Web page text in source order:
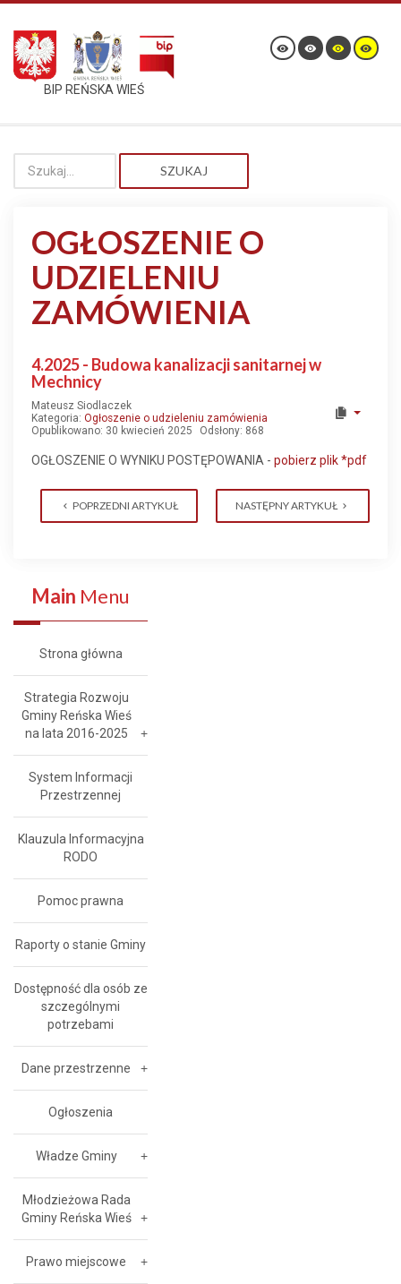
BIP REŃSKA WIEŚ
SZUKAJ
OGŁOSZENIE O
UDZIELENIU
ZAMÓWIENIA
4.2025 - Budowa kanalizacji sanitarnej w
Mechnicy
Mateusz Siodlaczek
Kategoria: Ogłoszenie o udzieleniu zamówienia
Opublikowano: 30 kwiecień 2025
Odsłony: 868
OGŁOSZENIE O WYNIKU POSTĘPOWANIA - pobierz plik *pdf
POPRZEDNI ARTYKUŁ NASTĘPNY ARTYKUŁ
Main Menu
Strona główna
Strategia Rozwoju
Gminy Reńska Wieś
na lata 2016-2025
System Informacji
Przestrzennej
Klauzula Informacyjna
RODO
Pomoc prawna
Raporty o stanie Gminy
Dostępność dla osób ze
szczególnymi
potrzebami
Dane przestrzenne
Ogłoszenia
Władze Gminy
Młodzieżowa Rada
Gminy Reńska Wieś
Prawo miejscowe